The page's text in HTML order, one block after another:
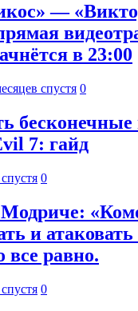
—
в 23:00
спустя 0
7: гайд
0
Модриче:
и атаковать
все равно.
0